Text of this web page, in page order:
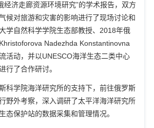
经济走廊资源环境研究”的学术报告，双方
候对旅游和灾害的影响进行了现场讨论和
学自然科学学院生态部教授、 2018年俄
Khristoforova Nadezhda Konstantinovna
活动，并以UNESCO海洋生态二类中心
行了合作研讨。
科学院海洋研究所的支持下，前往俄罗斯
野外考察，深入调研了太平洋海洋研究所
态保护站的数据采集和管理情况。